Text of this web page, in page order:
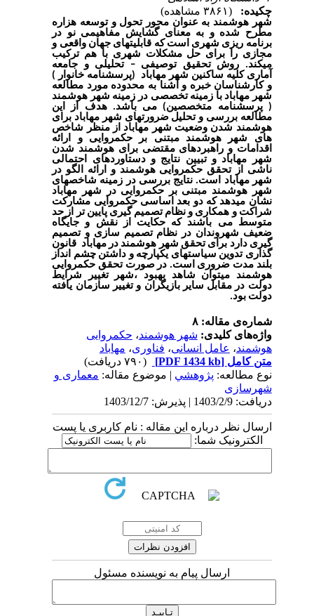
چکیده:
(۳۸۶۱ مشاهده)
شهر هوشمند به عنوان محور تحول و توسعه هزاره
مطرح شده و به معنای گشایش مفاهیمی نو در
برنامه ریزی شهری است که قابلیتهای جهان واقعی و
مجازی را برای حل مشکلات شهری با هم ترکیب
میکند. روش تحقیق توصیفی– تحلیلی و جامعه
آماری کلیه ساکنین شهر مهاباد (پرسشنامه خانوار )
و کارشناسان خبره و آشنا به محدوده مورد مطالعه
شهر مهاباد با زمینه تخصصی در زمینه شهر هوشمند
( پرسشنامه متخصصین) می باشد. هدف از این
مطالعه بررسی و تحلیل ضرورتهای شهر مهاباد برای
هوشمند شدن وضعیت شهر مهاباد از منظر شاخص
های شهر هوشمند مبتنی بر حکمروایی و ارائه
اقدامات و راهبردهای مقتضی برای هوشمند شدن
شهر مهاباد و تبیین نتایج و دستاوردهای احتمالی
ناشی از تحقق حکمروایی هوشمند و ارائه الگو در
شهر مهاباد است. نتایج بررسی در زمینه شاخصهای
شهر هوشمند مبتنی بر حکمروایی در شهر مهاباد
نشان میدهد که دو بعد اساسی حکمروایی مشارکت
شراکت و همکاری و نظام تصمیم گیری پایین تر از حد
متوسط می باشند که حکایت از نقش و جایگاه
ضعیف شهروندان در نظام تصمیم سازی و تصمیم
گیری دارد برای تحقق شهر هوشمند در مهاباد قانون
گذاری تدوین سیاستهای یکپارچه و داشتن چشم انداز
بلند مدت ضروری است. در صورت تحقق حکمروایی
هوشمند میتوان شاهد بهبود ،شهر تغییر شرایط
دولت در مقابل سایر بازیگران و تغییر سازمان یافته
دولت بود.
شماره‌ی مقاله: ۸
واژه‌های کلیدی: شهر هوشمند، حکمروایی
هوشمند، عامل انسانی، فناوری، مهاباد
متن کامل [PDF 1434 kb]
(۷۹۰ دریافت)
نوع مطالعه: پژوهشي | موضوع مقاله: معماری و
شهرسازی
دریافت: 1403/2/9 | پذیرش: 1403/12/7
ارسال نظر درباره این مقاله : نام کاربری یا پست
الکترونیک شما:
ارسال پیام به نویسنده مسئول